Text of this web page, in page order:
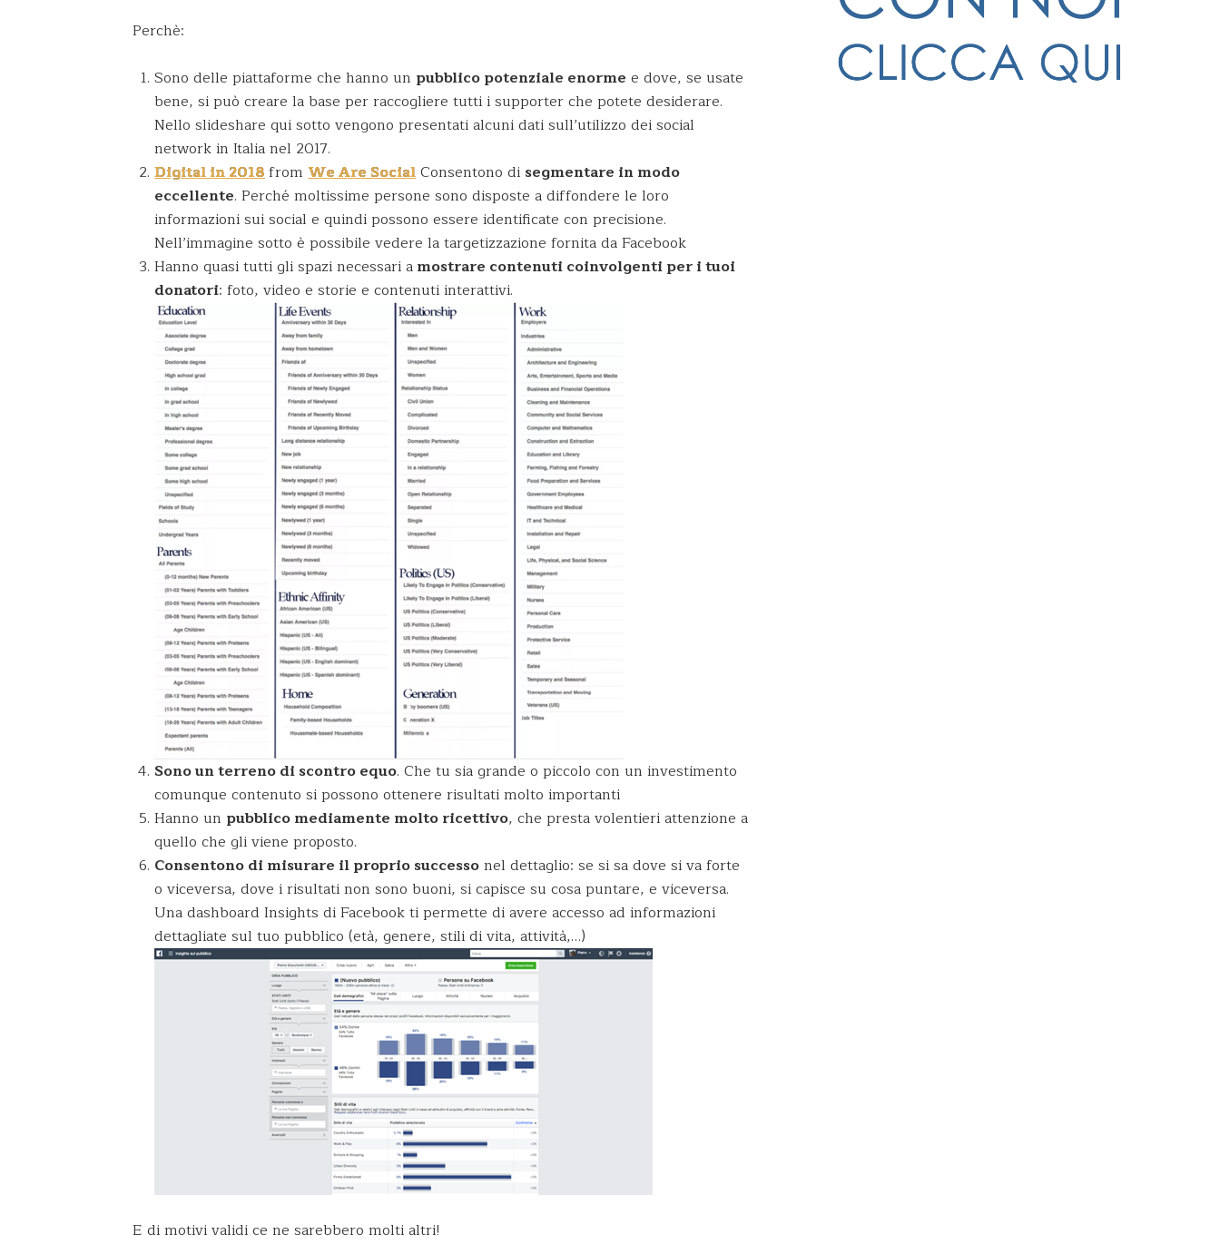
Perchè:
Sono delle piattaforme che hanno un pubblico potenziale enorme e dove, se usate
bene, si può creare la base per raccogliere tutti i supporter che potete desiderare.
Nello slideshare qui sotto vengono presentati alcuni dati sull’utilizzo dei social
network in Italia nel 2017.
Digital in 2018from We Are SocialConsentono di segmentare in modo
eccellente. Perché moltissime persone sono disposte a diffondere le loro
informazioni sui social e quindi possono essere identificate con precisione.
Nell’immagine sotto è possibile vedere la targetizzazione fornita da Facebook
Hanno quasi tutti gli spazi necessari amostrare contenuti coinvolgenti per i tuoi
donatori: foto, video e storie e contenuti interattivi.
Sono un terreno di scontro equo. Che tu sia grande o piccolo con un investimento
comunque contenuto si possono ottenere risultati molto importanti
Hanno un pubblico mediamente molto ricettivo, che presta volentieri attenzione a
quello che gli viene proposto.
Consentono di misurare il proprio successonel dettaglio: se si sa dove si va forte
o viceversa, dove i risultati non sono buoni, si capisce su cosa puntare, e viceversa.
Una dashboard Insights di Facebook ti permette di avere accesso ad informazioni
dettagliate sul tuo pubblico (età, genere, stili di vita, attività,…)
E di motivi validi ce ne sarebbero molti altri!